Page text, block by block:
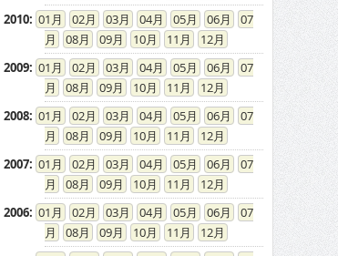
2010: 01 02 03 04 05 06
07
08
09 10 11
12
2009: 01 02 03 04 05 06
07
08
09 10 11
12
2008: 01 02 03 04 05 06
07
08
09 10 11
12
2007: 01 02 03 04 05 06
07
08
09 10 11
12
2006: 01 02 03 04 05 06
07
08
09 10 11
12